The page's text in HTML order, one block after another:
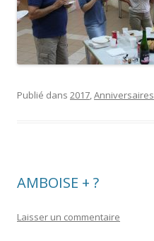
Publié dans 2017,Anniversaires
AMBOISE + ?
Laisser un commentaire